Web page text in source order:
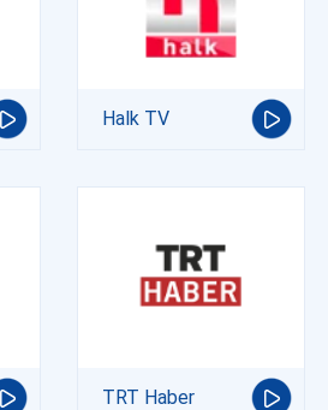
Halk TV
TRT Haber